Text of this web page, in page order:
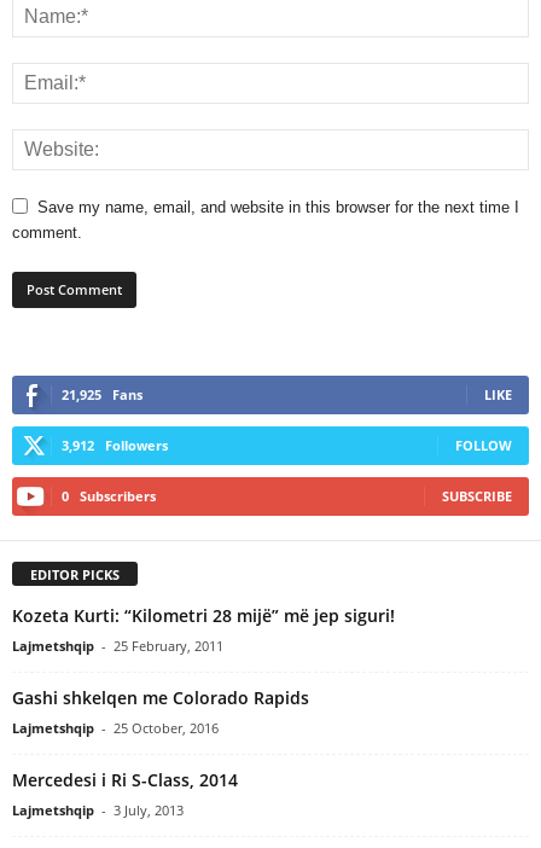
Save my name, email, and website in this browser for the next time I
comment.
21,925 Fans LIKE
3,912 Followers FOLLOW
0 Subscribers SUBSCRIBE
EDITOR PICKS
Kozeta Kurti: “Kilometri 28 mijë” më jep siguri!
Lajmetshqip - 25 February, 2011
Gashi shkelqen me Colorado Rapids
Lajmetshqip - 25 October, 2016
Mercedesi i Ri S-Class, 2014
Lajmetshqip - 3 July, 2013